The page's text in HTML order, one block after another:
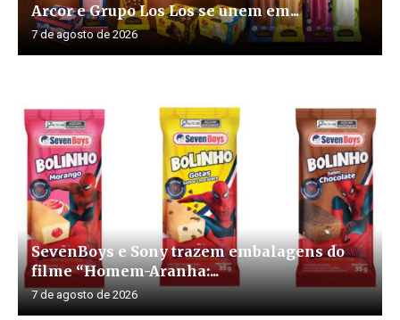
Arcor e Grupo Los Los se unem em...
7 de agosto de 2026
SevenBoys e Sony trazem embalagens do
filme “Homem-Aranha:...
7 de agosto de 2026